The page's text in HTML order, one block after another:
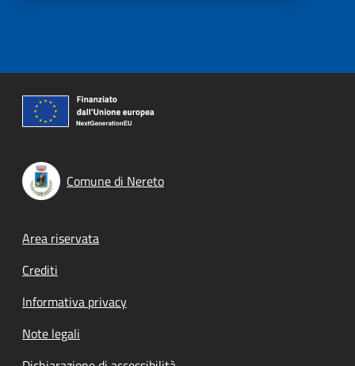
Comune di Nereto
Footer menu
Area riservata
Crediti
Informativa privacy
Note legali